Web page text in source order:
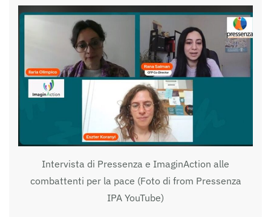
Intervista di Pressenza e ImaginAction alle
combattenti per la pace (Foto di from Pressenza
IPA YouTube)